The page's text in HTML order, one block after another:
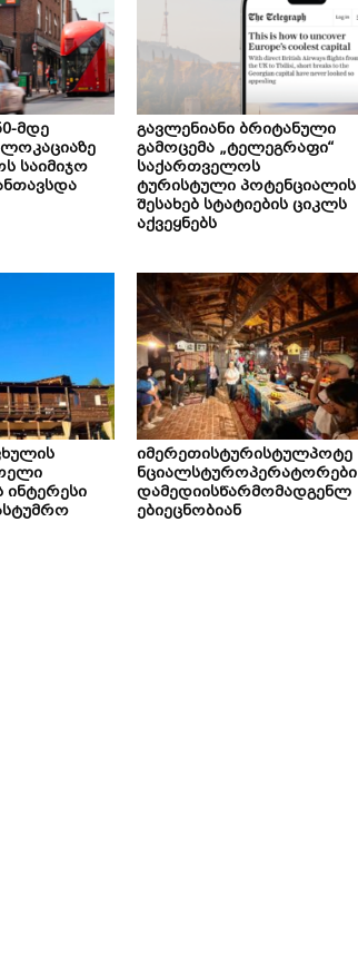
მდე
საიმიჯო
გავლენიანი ბრიტანული
გამოცემა „ტელეგრაფი“
საქართველოს
ტურისტული პოტენციალის
შესახებ სტატიების ციკლს
აქვეყნებს
ინტერესი
იმერეთისტურისტულპოტე
ნციალსტუროპერატორები
დამედიისწარმომადგენლ
ებიეცნობიან